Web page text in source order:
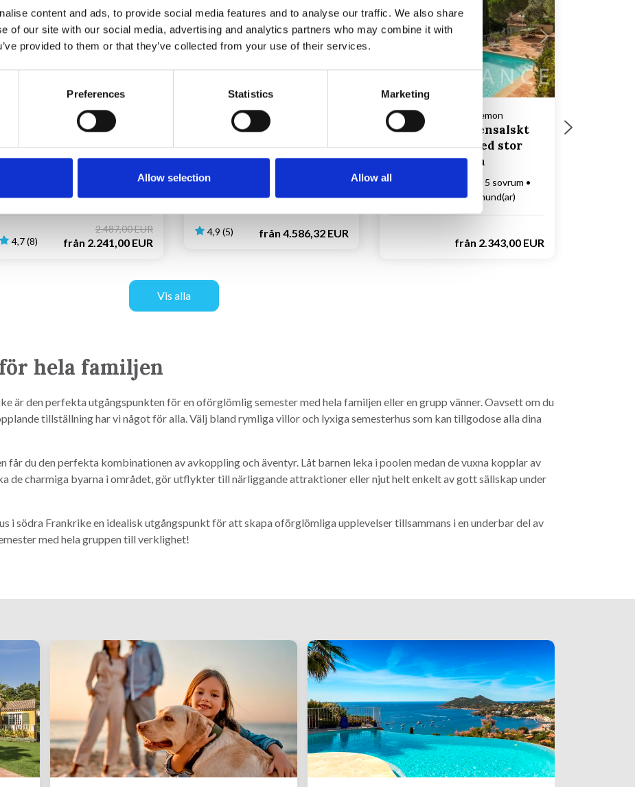
content and ads, to provide social media features and to analyse our traffic. We also share
of our site with our social media, advertising and analytics partners who may combine it with
provided to them or that they’ve collected from your use of their services.
Preferences Statistics Marketing
Allow selection Allow all
Laddar...
Hus-ID 83842 • Fayence
Panoramautsikt och
omgivning nära
badrum
Upp till 1 hund(ar)
4,7 (8)
2.487,00 EUR
från 2.241,00 EUR
Laddar...
Hus-ID 06832 • Vence
Inlandet mellan Nice
och Cannes
Upp till 12 personer
4,9 (5) från 4.586,32 EUR
Laddar...
Hus-ID 83321 • Bargemon
Charmigt provensalskt
semesterhus med stor
pool i Bargemon
Upp till 12 personer
5 sovrum
4 badrum
Upp till 2 hund(ar)
från 2.343,00 EUR
Vis alla
hela familjen
är den perfekta utgångspunkten för en oförglömlig semester med hela familjen eller en grupp vänner. Oavsett om du
tillställning har vi något för alla. Välj bland rymliga villor och lyxiga semesterhus som kan tillgodose alla dina
får du den perfekta kombinationen av avkoppling och äventyr. Låt barnen leka i poolen medan de vuxna kopplar av
de charmiga byarna i området, gör utflykter till närliggande attraktioner eller njut helt enkelt av gott sällskap under
i södra Frankrike en idealisk utgångspunkt för att skapa oförglömliga upplevelser tillsammans i en underbar del av
med hela gruppen till verklighet!